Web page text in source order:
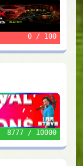
0 / 100
8777 / 10000